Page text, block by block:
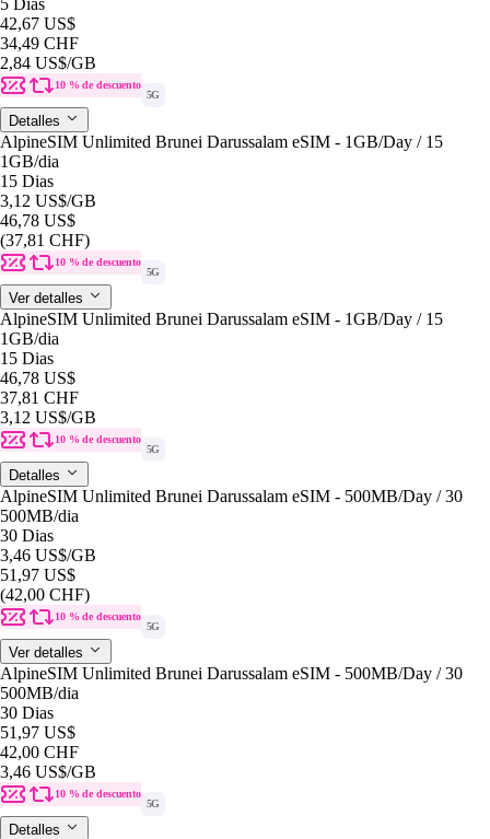
42,67 US$
34,49 CHF
2,84 US$/GB
10 % de descuento
5G
Detalles
AlpineSIM Unlimited Brunei Darussalam eSIM - 1GB/Day / 15
1GB/dia
15 Dias
3,12 US$/GB
46,78 US$
(37,81 CHF)
10 % de descuento
5G
Ver detalles
AlpineSIM Unlimited Brunei Darussalam eSIM - 1GB/Day / 15
1GB/dia
15 Dias
46,78 US$
37,81 CHF
3,12 US$/GB
10 % de descuento
5G
Detalles
AlpineSIM Unlimited Brunei Darussalam eSIM - 500MB/Day / 30
500MB/dia
30 Dias
3,46 US$/GB
51,97 US$
(42,00 CHF)
10 % de descuento
5G
Ver detalles
AlpineSIM Unlimited Brunei Darussalam eSIM - 500MB/Day / 30
500MB/dia
30 Dias
51,97 US$
42,00 CHF
3,46 US$/GB
10 % de descuento
5G
Detalles